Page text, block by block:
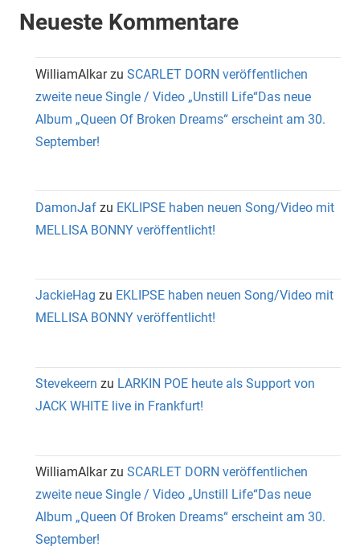
Neueste Kommentare
WilliamAlkarzu SCARLET DORN veröffentlichen
zweite neue Single / Video „Unstill Life“Das neue
Album „Queen Of Broken Dreams“ erscheint am 30.
September!
DamonJaf zu EKLIPSE haben neuen Song/Video mit
MELLISA BONNY veröffentlicht!
JackieHag zu EKLIPSE haben neuen Song/Video mit
MELLISA BONNY veröffentlicht!
Stevekeern zu LARKIN POE heute als Support von
JACK WHITE live in Frankfurt!
WilliamAlkarzu SCARLET DORN veröffentlichen
zweite neue Single / Video „Unstill Life“Das neue
Album „Queen Of Broken Dreams“ erscheint am 30.
September!